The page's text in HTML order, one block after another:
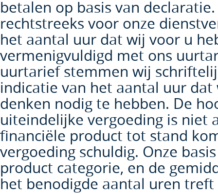
betalen op basis van
rechtstreeks voor onze
het aantal uur dat wij voor u
vermenigvuldigd met ons
uurtarief stemmen wij
indicatie van het aantal uur
denken nodig te hebben. De
uiteindelijke vergoeding is niet
financiële product tot stand
vergoeding schuldig. Onze
product categorie, en de
het benodigde aantal uren